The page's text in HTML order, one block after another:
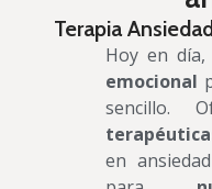
Terapia
Hoy en
emocional
sencillo.
en